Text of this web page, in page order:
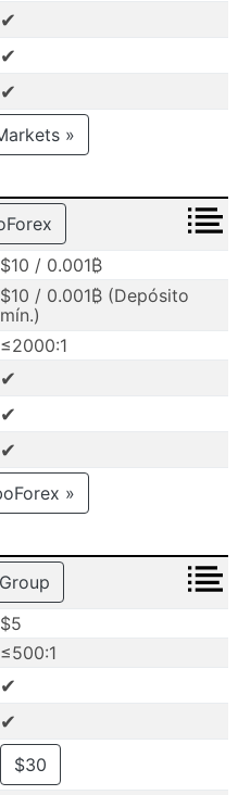
✔
✔
✔
»
$10 / 0.001₿
$10 / 0.001₿ (Depósito
mín.)
≤2000:1
✔
✔
✔
»
$5
≤500:1
✔
✔
$30